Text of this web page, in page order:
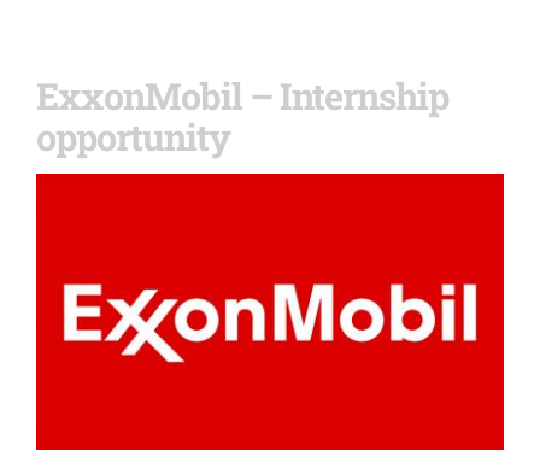
ExxonMobil – Internship
opportunity